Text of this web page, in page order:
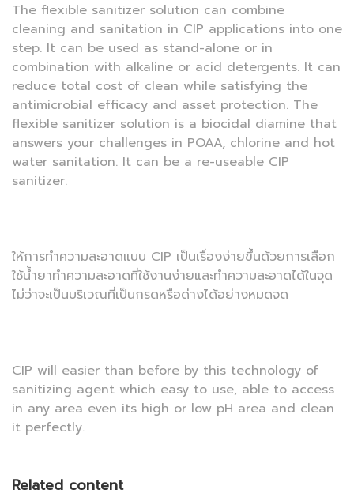
The flexible sanitizer solution can combine
cleaning and sanitation in CIP applications into one
step. It can be used as stand-alone or in
combination with alkaline or acid detergents. It can
reduce total cost of clean while satisfying the
antimicrobial efficacy and asset protection. The
flexible sanitizer solution is a biocidal diamine that
answers your challenges in POAA, chlorine and hot
water sanitation. It can be a re-useable CIP
sanitizer.
ให้การทำความสะอาดแบบ CIP เป็นเรื่องง่ายขึ้นด้วยการเลือก
ใช้น้ำยาทำความสะอาดที่ใช้งานง่ายและทำความสะอาดได้ในจุด
ไม่ว่าจะเป็นบริเวณที่เป็นกรดหรือด่างได้อย่างหมดจด
CIP will easier than before by this technology of
sanitizing agent which easy to use, able to access
in any area even its high or low pH area and clean
it perfectly.
Related content